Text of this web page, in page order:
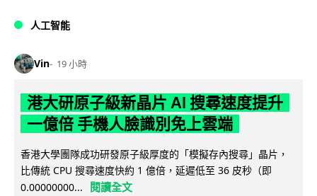
人工智能
Vin 19 小時
港大研原子級新晶片 AI 搜尋速度提升
一億倍 手機人臉識別免上雲端
香港大學團隊成功研發原子級厚度的「模擬存內搜尋」晶片，
比傳統 CPU 搜尋速度快約 1 億倍，延遲低至 36 皮秒（即
0.00000000...
閱讀全文